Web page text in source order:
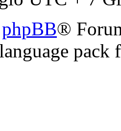
phpBB®